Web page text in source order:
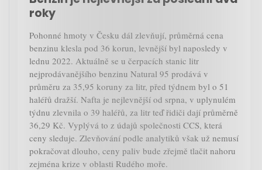
roky
Pohonné hmoty v Česku dál zlevňují, průměrná cena
benzinu klesla pod 36 korun, levnější byl naposledy v
lednu 2022. Aktuálně se u čerpacích stanic litr
nejprodávanějšího benzinu Natural 95 prodává v
průměru za 35,95 koruny za litr, před týdnem byl o 51
haléřů dražší. Nafta je nejlevnější od srpna, v uplynulém
týdnu zlevnila o 39 haléřů, za litr teď řidiči dají průměrně
36,29 Kč. Vyplývá to z údajů společnosti CCS, která
ceny sleduje. Zlevňování podle analytiků však už nemusí
pokračovat dlouho, ceny paliv bude zřejmě tlačit nahoru
zejména krize v oblasti Rudého moře.